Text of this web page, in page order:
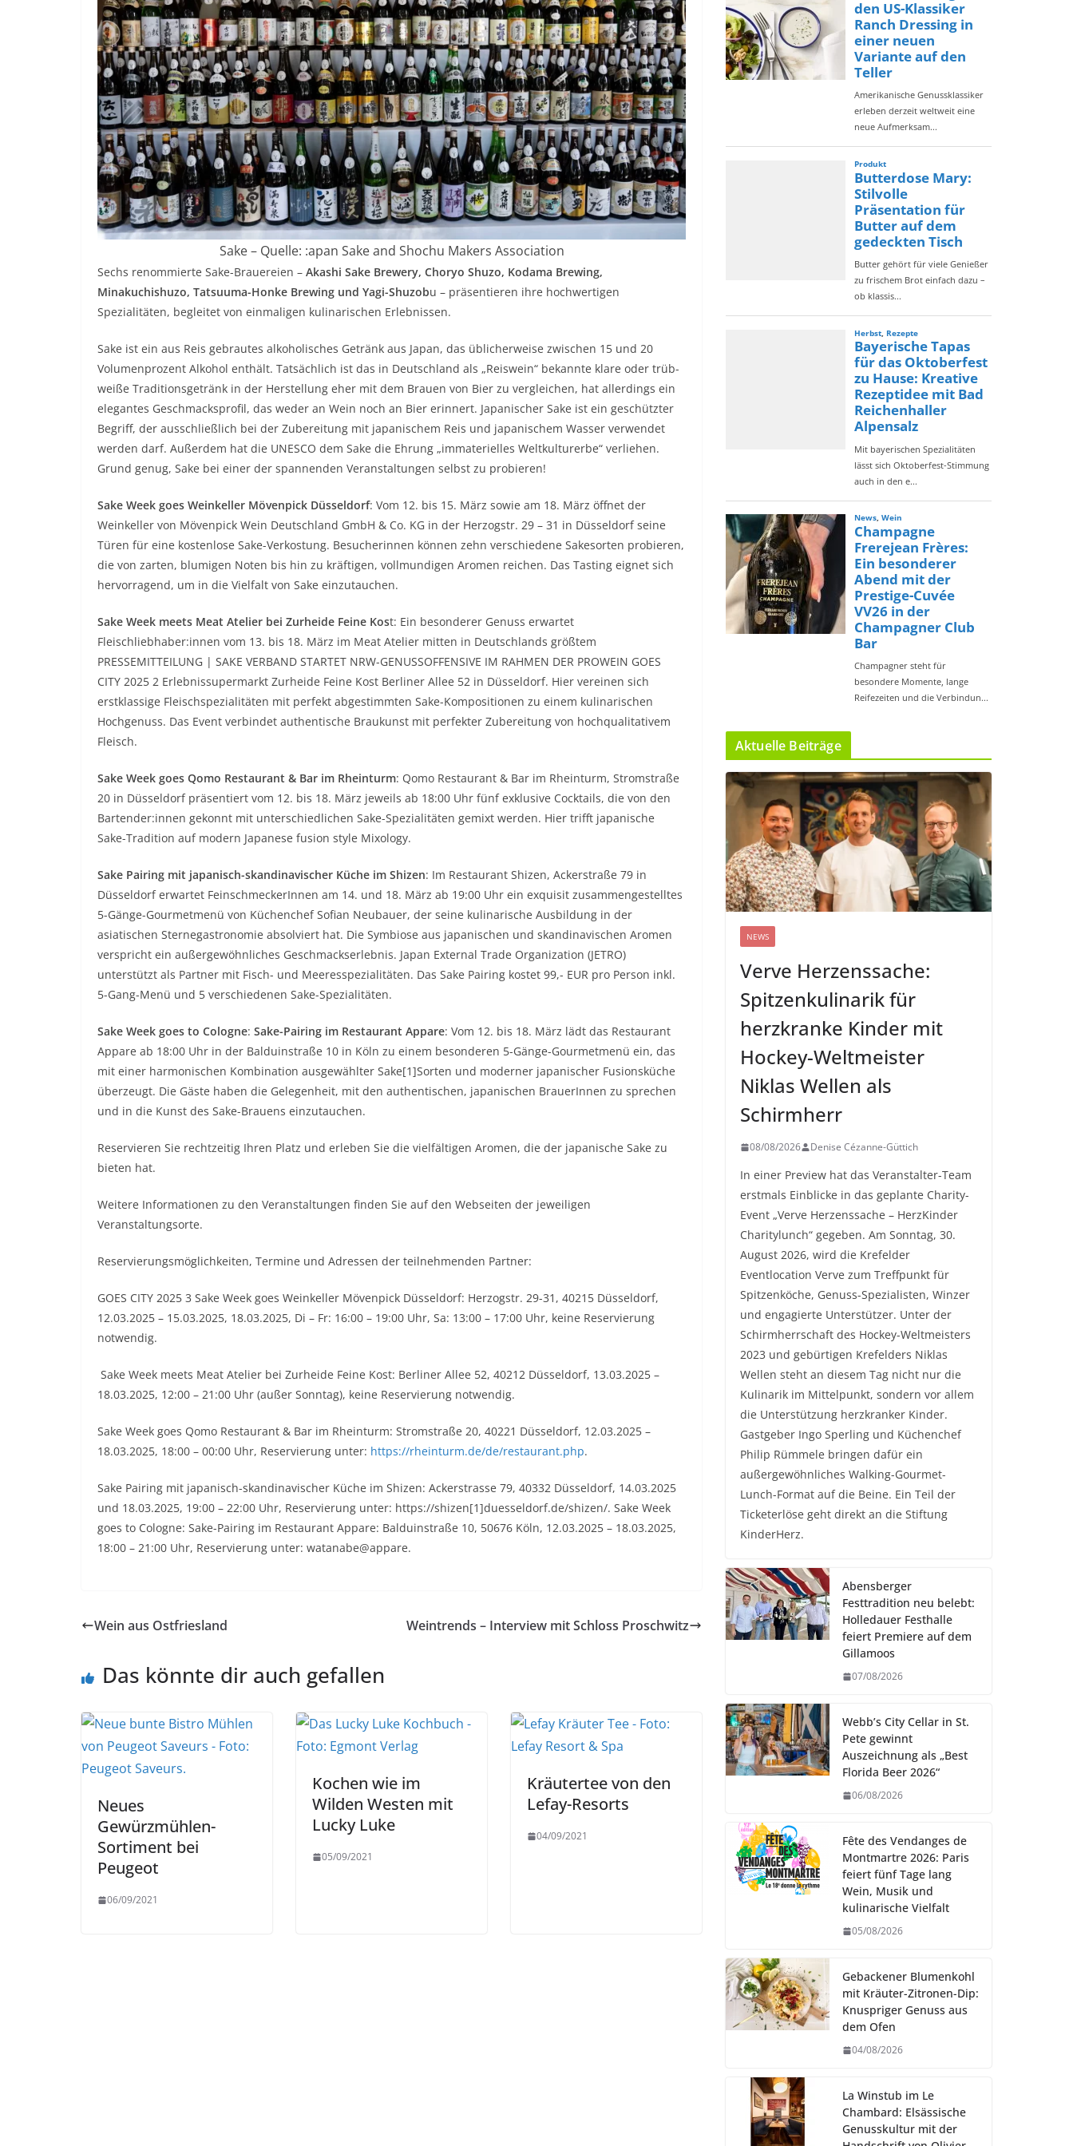
Sake – Quelle: :apan Sake and Shochu Makers Association
Sechs renommierte Sake-Brauereien – Akashi Sake Brewery, Choryo Shuzo, Kodama Brewing,
Minakuchishuzo, Tatsuuma-Honke Brewing und Yagi-Shuzobu – präsentieren ihre hochwertigen
Spezialitäten, begleitet von einmaligen kulinarischen Erlebnissen.
Sake ist ein aus Reis gebrautes alkoholisches Getränk aus Japan, das üblicherweise zwischen 15 und 20
Volumenprozent Alkohol enthält. Tatsächlich ist das in Deutschland als „Reiswein“ bekannte klare oder trüb-
weiße Traditionsgetränk in der Herstellung eher mit dem Brauen von Bier zu vergleichen, hat allerdings ein
elegantes Geschmacksprofil, das weder an Wein noch an Bier erinnert. Japanischer Sake ist ein geschützter
Begriff, der ausschließlich bei der Zubereitung mit japanischem Reis und japanischem Wasser verwendet
werden darf. Außerdem hat die UNESCO dem Sake die Ehrung „immaterielles Weltkulturerbe“ verliehen.
Grund genug, Sake bei einer der spannenden Veranstaltungen selbst zu probieren!
Sake Week goes Weinkeller Mövenpick Düsseldorf: Vom 12. bis 15. März sowie am 18. März öffnet der
Weinkeller von Mövenpick Wein Deutschland GmbH & Co. KG in der Herzogstr. 29 – 31 in Düsseldorf seine
Türen für eine kostenlose Sake-Verkostung. Besucherinnen können zehn verschiedene Sakesorten probieren,
die von zarten, blumigen Noten bis hin zu kräftigen, vollmundigen Aromen reichen. Das Tasting eignet sich
hervorragend, um in die Vielfalt von Sake einzutauchen.
Sake Week meets Meat Atelier bei Zurheide Feine Kost: Ein besonderer Genuss erwartet
Fleischliebhaber:innen vom 13. bis 18. März im Meat Atelier mitten in Deutschlands größtem
PRESSEMITTEILUNG | SAKE VERBAND STARTET NRW-GENUSSOFFENSIVE IM RAHMEN DER PROWEIN GOES
CITY 2025 2 Erlebnissupermarkt Zurheide Feine Kost Berliner Allee 52 in Düsseldorf. Hier vereinen sich
erstklassige Fleischspezialitäten mit perfekt abgestimmten Sake-Kompositionen zu einem kulinarischen
Hochgenuss. Das Event verbindet authentische Braukunst mit perfekter Zubereitung von hochqualitativem
Fleisch.
Sake Week goes Qomo Restaurant & Bar im Rheinturm: Qomo Restaurant & Bar im Rheinturm, Stromstraße
20 in Düsseldorf präsentiert vom 12. bis 18. März jeweils ab 18:00 Uhr fünf exklusive Cocktails, die von den
Bartender:innen gekonnt mit unterschiedlichen Sake-Spezialitäten gemixt werden. Hier trifft japanische
Sake-Tradition auf modern Japanese fusion style Mixology.
Sake Pairing mit japanisch-skandinavischer Küche im Shizen: Im Restaurant Shizen, Ackerstraße 79 in
Düsseldorf erwartet FeinschmeckerInnen am 14. und 18. März ab 19:00 Uhr ein exquisit zusammengestelltes
5-Gänge-Gourmetmenü von Küchenchef Sofian Neubauer, der seine kulinarische Ausbildung in der
asiatischen Sternegastronomie absolviert hat. Die Symbiose aus japanischen und skandinavischen Aromen
verspricht ein außergewöhnliches Geschmackserlebnis. Japan External Trade Organization (JETRO)
unterstützt als Partner mit Fisch- und Meeresspezialitäten. Das Sake Pairing kostet 99,- EUR pro Person inkl.
5-Gang-Menü und 5 verschiedenen Sake-Spezialitäten.
Sake Week goes to Cologne: Sake-Pairing im Restaurant Appare: Vom 12. bis 18. März lädt das Restaurant
Appare ab 18:00 Uhr in der Balduinstraße 10 in Köln zu einem besonderen 5-Gänge-Gourmetmenü ein, das
mit einer harmonischen Kombination ausgewählter Sake[1]Sorten und moderner japanischer Fusionsküche
überzeugt. Die Gäste haben die Gelegenheit, mit den authentischen, japanischen BrauerInnen zu sprechen
und in die Kunst des Sake-Brauens einzutauchen.
Reservieren Sie rechtzeitig Ihren Platz und erleben Sie die vielfältigen Aromen, die der japanische Sake zu
bieten hat.
Weitere Informationen zu den Veranstaltungen finden Sie auf den Webseiten der jeweiligen
Veranstaltungsorte.
Reservierungsmöglichkeiten, Termine und Adressen der teilnehmenden Partner:
GOES CITY 2025 3 Sake Week goes Weinkeller Mövenpick Düsseldorf: Herzogstr. 29-31, 40215 Düsseldorf,
12.03.2025 – 15.03.2025, 18.03.2025, Di – Fr: 16:00 – 19:00 Uhr, Sa: 13:00 – 17:00 Uhr, keine Reservierung
notwendig.
Sake Week meets Meat Atelier bei Zurheide Feine Kost: Berliner Allee 52, 40212 Düsseldorf, 13.03.2025 –
18.03.2025, 12:00 – 21:00 Uhr (außer Sonntag), keine Reservierung notwendig.
Sake Week goes Qomo Restaurant & Bar im Rheinturm: Stromstraße 20, 40221 Düsseldorf, 12.03.2025 –
18.03.2025, 18:00 – 00:00 Uhr, Reservierung unter: https://rheinturm.de/de/restaurant.php.
Sake Pairing mit japanisch-skandinavischer Küche im Shizen: Ackerstrasse 79, 40332 Düsseldorf, 14.03.2025
und 18.03.2025, 19:00 – 22:00 Uhr, Reservierung unter: https://shizen[1]duesseldorf.de/shizen/. Sake Week
goes to Cologne: Sake-Pairing im Restaurant Appare: Balduinstraße 10, 50676 Köln, 12.03.2025 – 18.03.2025,
18:00 – 21:00 Uhr, Reservierung unter: watanabe@appare.
Wein aus Ostfriesland Weintrends – Interview mit Schloss Proschwitz
Das könnte dir auch gefallen
Neues
Gewürzmühlen-
Sortiment bei
Peugeot
06/09/2021
Kochen wie im
Wilden Westen mit
Lucky Luke
05/09/2021
Kräutertee von den
Lefay-Resorts
04/09/2021
Aktuelle Beiträge
NEWS
Verve Herzenssache:
Spitzenkulinarik für
herzkranke Kinder mit
Hockey-Weltmeister
Niklas Wellen als
Schirmherr
08/08/2026 Denise Cézanne-Güttich
In einer Preview hat das Veranstalter-Team
erstmals Einblicke in das geplante Charity-
Event „Verve Herzenssache – HerzKinder
Charitylunch“ gegeben. Am Sonntag, 30.
August 2026, wird die Krefelder
Eventlocation Verve zum Treffpunkt für
Spitzenköche, Genuss-Spezialisten, Winzer
und engagierte Unterstützer. Unter der
Schirmherrschaft des Hockey-Weltmeisters
2023 und gebürtigen Krefelders Niklas
Wellen steht an diesem Tag nicht nur die
Kulinarik im Mittelpunkt, sondern vor allem
die Unterstützung herzkranker Kinder.
Gastgeber Ingo Sperling und Küchenchef
Philip Rümmele bringen dafür ein
außergewöhnliches Walking-Gourmet-
Lunch-Format auf die Beine. Ein Teil der
Ticketerlöse geht direkt an die Stiftung
KinderHerz.
Abensberger
Festtradition neu belebt:
Holledauer Festhalle
feiert Premiere auf dem
Gillamoos
07/08/2026
Webb’s City Cellar in St.
Pete gewinnt
Auszeichnung als „Best
Florida Beer 2026“
06/08/2026
Fête des Vendanges de
Montmartre 2026: Paris
feiert fünf Tage lang
Wein, Musik und
kulinarische Vielfalt
05/08/2026
Gebackener Blumenkohl
mit Kräuter-Zitronen-Dip:
Knuspriger Genuss aus
dem Ofen
04/08/2026
La Winstub im Le
Chambard: Elsässische
Genusskultur mit der